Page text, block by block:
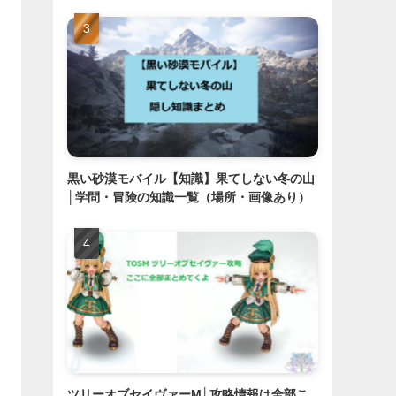
黒い砂漠モバイル【知識】果てしない冬の山
│学問・冒険の知識一覧（場所・画像あり）